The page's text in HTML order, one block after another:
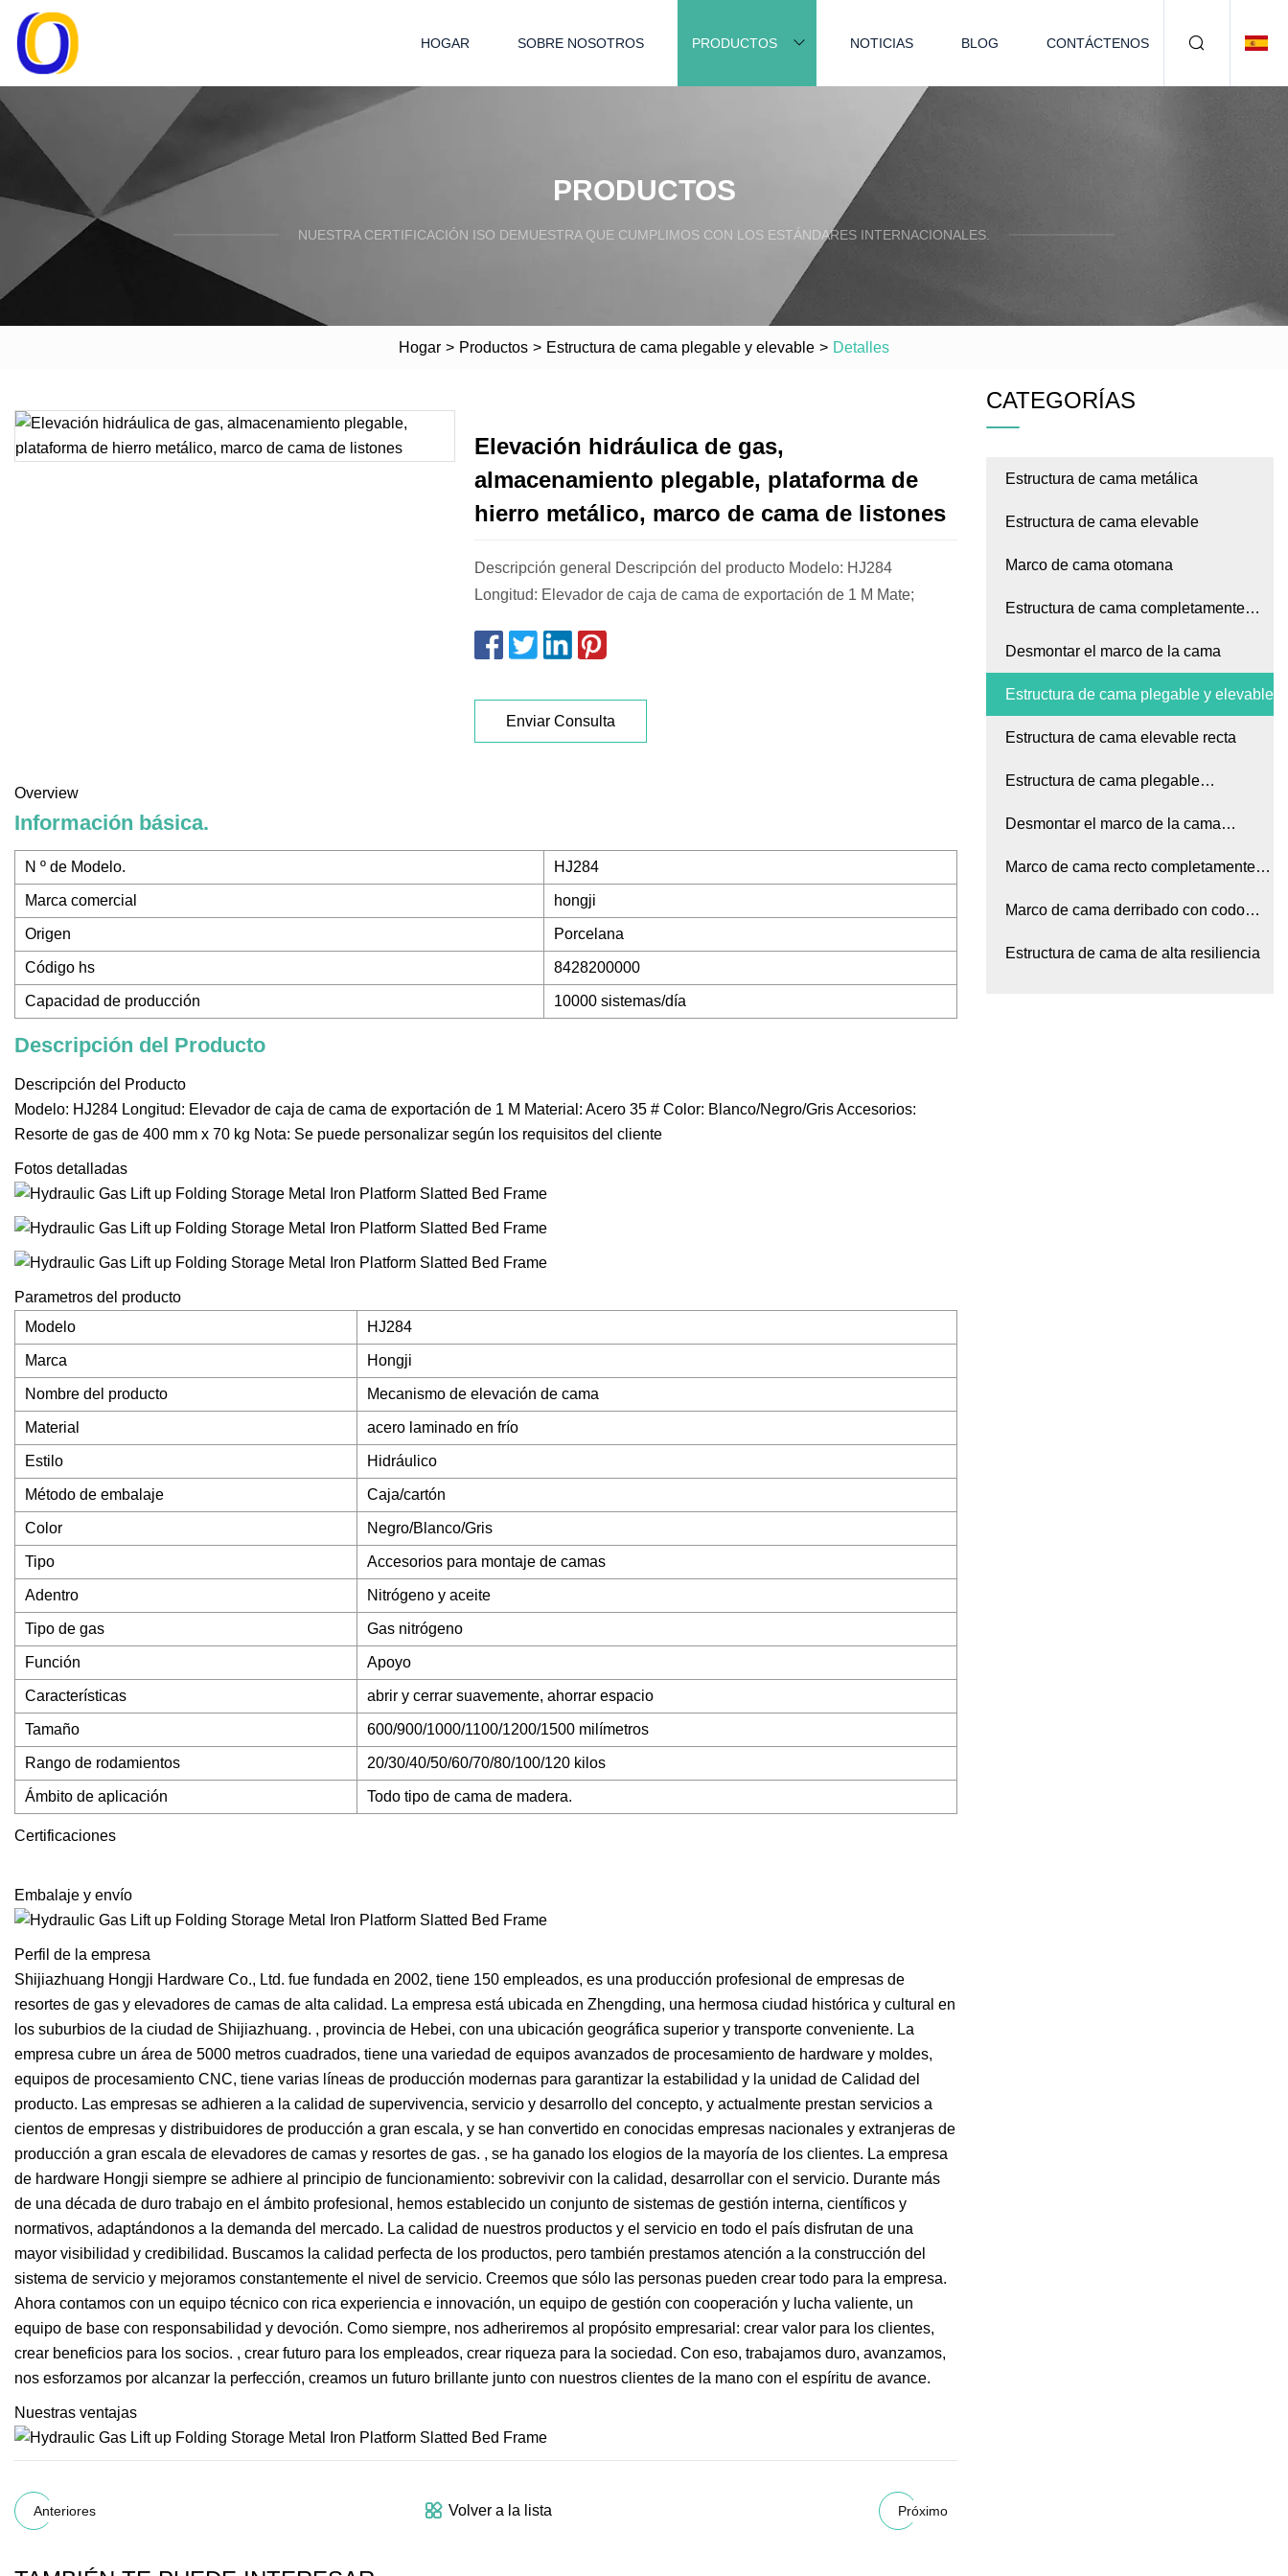
HOGAR SOBRE NOSOTROS PRODUCTOS NOTICIAS BLOG CONTÁCTENOS
PRODUCTOS
NUESTRA CERTIFICACIÓN ISO DEMUESTRA QUE CUMPLIMOS CON LOS ESTÁNDARES INTERNACIONALES.
Hogar > Productos > Estructura de cama plegable y elevable > Detalles
Elevación hidráulica de gas,
almacenamiento plegable, plataforma de
hierro metálico, marco de cama de listones
Descripción general Descripción del producto Modelo: HJ284
Longitud: Elevador de caja de cama de exportación de 1 M Mate;
Enviar Consulta
Overview
Información básica.
N º de Modelo. HJ284
Marca comercial hongji
Origen Porcelana
Código hs 8428200000
Capacidad de producción 10000 sistemas/día
Descripción del Producto
Descripción del Producto
Modelo: HJ284 Longitud: Elevador de caja de cama de exportación de 1 M Material: Acero 35 # Color: Blanco/Negro/Gris Accesorios:
Resorte de gas de 400 mm x 70 kg Nota: Se puede personalizar según los requisitos del cliente
Fotos detalladas
Parametros del producto
Modelo
HJ284
Marca Hongji
Nombre del producto Mecanismo de elevación de cama
Material acero laminado en frío
Estilo Hidráulico
Método de embalaje Caja/cartón
Color Negro/Blanco/Gris
Tipo Accesorios para montaje de camas
Adentro Nitrógeno y aceite
Tipo de gas Gas nitrógeno
Función Apoyo
Características abrir y cerrar suavemente, ahorrar espacio
Tamaño 600/900/1000/1100/1200/1500 milímetros
Rango de rodamientos 20/30/40/50/60/70/80/100/120 kilos
Ámbito de aplicación Todo tipo de cama de madera.
Certificaciones
Embalaje y envío
Perfil de la empresa
Shijiazhuang Hongji Hardware Co., Ltd. fue fundada en 2002, tiene 150 empleados, es una producción profesional de empresas de
resortes de gas y elevadores de camas de alta calidad. La empresa está ubicada en Zhengding, una hermosa ciudad histórica y cultural en
los suburbios de la ciudad de Shijiazhuang. , provincia de Hebei, con una ubicación geográfica superior y transporte conveniente. La
empresa cubre un área de 5000 metros cuadrados, tiene una variedad de equipos avanzados de procesamiento de hardware y moldes,
equipos de procesamiento CNC, tiene varias líneas de producción modernas para garantizar la estabilidad y la unidad de Calidad del
producto. Las empresas se adhieren a la calidad de supervivencia, servicio y desarrollo del concepto, y actualmente prestan servicios a
cientos de empresas y distribuidores de producción a gran escala, y se han convertido en conocidas empresas nacionales y extranjeras de
producción a gran escala de elevadores de camas y resortes de gas. , se ha ganado los elogios de la mayoría de los clientes. La empresa
de hardware Hongji siempre se adhiere al principio de funcionamiento: sobrevivir con la calidad, desarrollar con el servicio. Durante más
de una década de duro trabajo en el ámbito profesional, hemos establecido un conjunto de sistemas de gestión interna, científicos y
normativos, adaptándonos a la demanda del mercado. La calidad de nuestros productos y el servicio en todo el país disfrutan de una
mayor visibilidad y credibilidad. Buscamos la calidad perfecta de los productos, pero también prestamos atención a la construcción del
sistema de servicio y mejoramos constantemente el nivel de servicio. Creemos que sólo las personas pueden crear todo para la empresa.
Ahora contamos con un equipo técnico con rica experiencia e innovación, un equipo de gestión con cooperación y lucha valiente, un
equipo de base con responsabilidad y devoción. Como siempre, nos adheriremos al propósito empresarial: crear valor para los clientes,
crear beneficios para los socios. , crear futuro para los empleados, crear riqueza para la sociedad. Con eso, trabajamos duro, avanzamos,
nos esforzamos por alcanzar la perfección, creamos un futuro brillante junto con nuestros clientes de la mano con el espíritu de avance.
Nuestras ventajas
Anteriores Volver a la lista Próximo
CATEGORÍAS
Estructura de cama metálica
Estructura de cama elevable
Marco de cama otomana
Estructura de cama completamente
soldada
Desmontar el marco de la cama
Estructura de cama plegable y elevable
Estructura de cama elevable recta
Estructura de cama plegable
totalmente soldada
Desmontar el marco de la cama
elevable
Marco de cama recto completamente
soldado
Marco de cama derribado con codo
grande
Estructura de cama de alta resiliencia